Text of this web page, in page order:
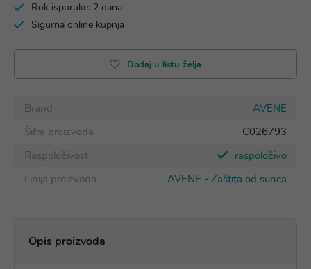
Rok isporuke: 2 dana
Sigurna online kupnja
Dodaj u listu želja
Brand
AVENE
Šifra proizvoda
C026793
Raspoloživost
raspoloživo
Linija proizvoda
AVENE - Zaštita od sunca
Opis proizvoda